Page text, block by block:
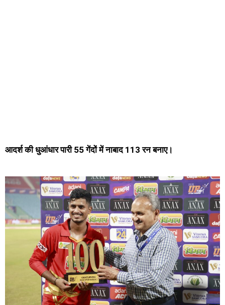
आदर्श की धुआंधार पारी 55 गेंदों में नाबाद 113 रन बनाए।